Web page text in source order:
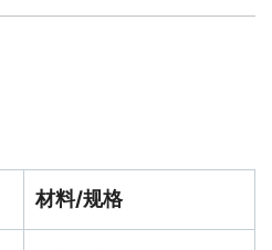
材料/规格